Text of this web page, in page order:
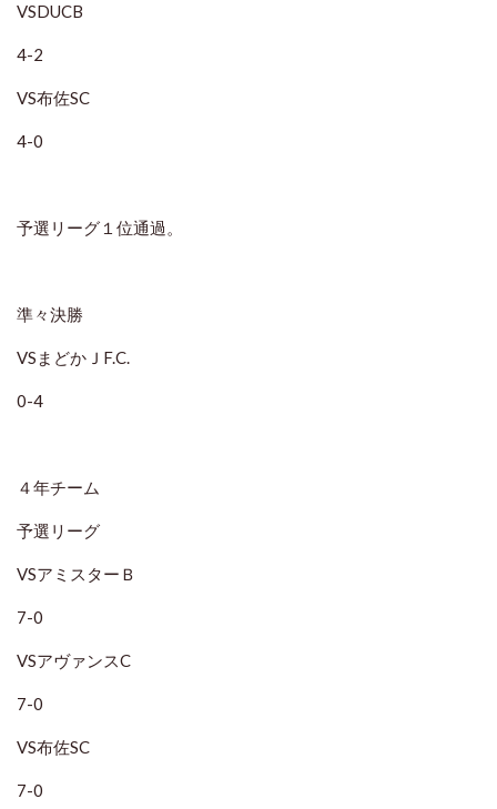
VSDUCB
4-2
VS布佐SC
4-0
予選リーグ１位通過。
準々決勝
VSまどかＪF.C.
0-4
４年チーム
予選リーグ
VSアミスターＢ
7-0
VSアヴァンスC
7-0
VS布佐SC
7-0